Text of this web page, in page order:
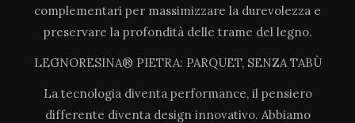
complementari per massimizzare la durevolezza e
preservare la profondità delle trame del legno.
LEGNORESINA® PIETRA: PARQUET, SENZA TABÙ
La tecnologia diventa performance, il pensiero
differente diventa design innovativo. Abbiamo